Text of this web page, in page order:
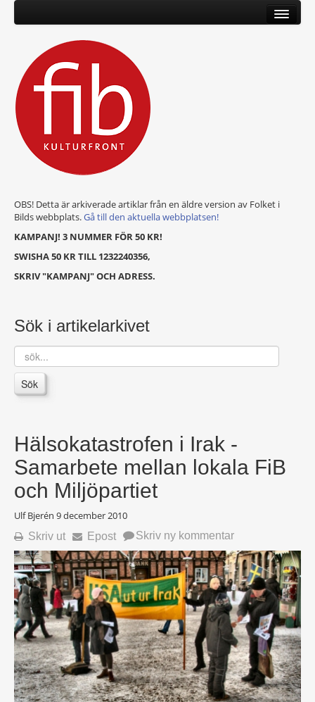
OBS! Detta är arkiverade artiklar från en äldre version av Folket i
Bilds webbplats.Gå till den aktuella webbplatsen!
KAMPANJ! 3 NUMMER FÖR 50 KR!
SWISHA 50 KR TILL 1232240356,
SKRIV "KAMPANJ" OCH ADRESS.
Sök i artikelarkivet
sök...
Sök
Hälsokatastrofen i Irak -
Samarbete mellan lokala FiB
och Miljöpartiet
Ulf Bjerén 9 december 2010
Skriv ut Epost Skriv ny kommentar